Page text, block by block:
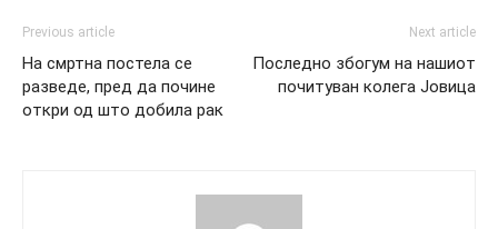
Previous article
На смртна постела се
разведе, пред да почине
откри од што добила рак
Next article
Последно збогум на нашиот
почитуван колега Јовица